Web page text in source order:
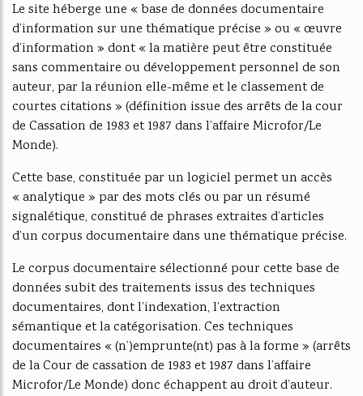
Le site héberge une « base de données documentaire
d’information sur une thématique précise » ou « œuvre
d’information » dont « la matière peut être constituée
sans commentaire ou développement personnel de son
auteur, par la réunion elle-même et le classement de
courtes citations » (définition issue des arrêts de la cour
de Cassation de 1983 et 1987 dans l’affaire Microfor/Le
Monde).
Cette base, constituée par un logiciel permet un accès
« analytique » par des mots clés ou par un résumé
signalétique, constitué de phrases extraites d’articles
d’un corpus documentaire dans une thématique précise.
Le corpus documentaire sélectionné pour cette base de
données subit des traitements issus des techniques
documentaires, dont l’indexation, l’extraction
sémantique et la catégorisation. Ces techniques
documentaires « (n’)emprunte(nt) pas à la forme » (arrêts
de la Cour de cassation de 1983 et 1987 dans l’affaire
Microfor/Le Monde) donc échappent au droit d’auteur.